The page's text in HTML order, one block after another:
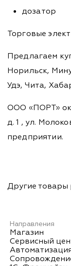
дозатор
Торговые
Предлагаем
Норильск,
Удэ, Чита,
ООО «ПОРТ»
д. 1 , ул.
предприятии.
Другие товары
Направления
Магазин
Сервисный